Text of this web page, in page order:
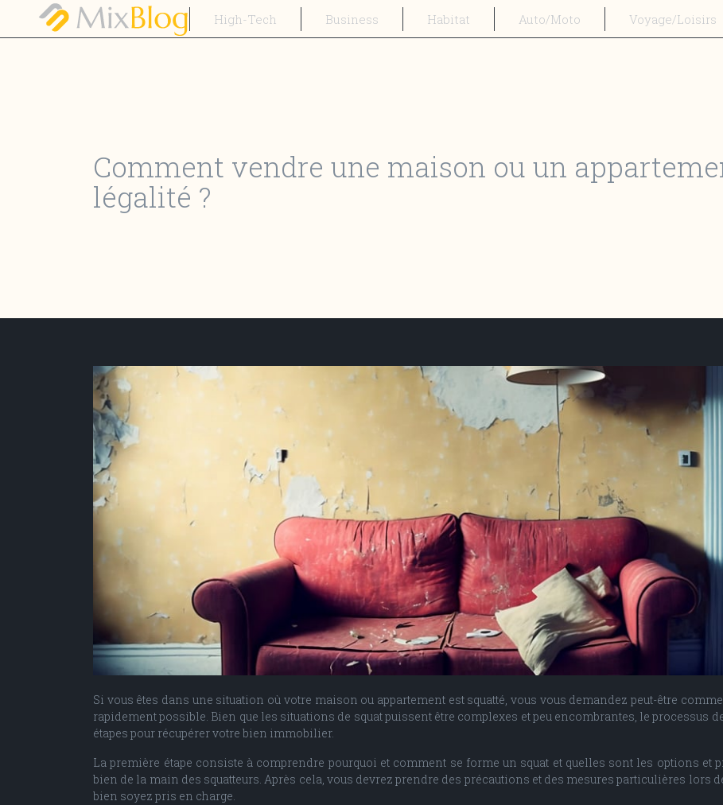
High-Tech Business Habitat Auto/Moto Voyage/Loisirs
Comment vendre une maison ou un
légalité ?
Si vous êtes dans une situation où votre maison ou appartement est squatté, vous vous demandez peut-être
rapidement possible. Bien que les situations de squat puissent être complexes et peu encombrantes, le processus
étapes pour récupérer votre bien immobilier.
La première étape consiste à comprendre pourquoi et comment se forme un squat et quelles sont les options et
bien de la main des squatteurs. Après cela, vous devrez prendre des précautions et des mesures particulières lors
bien soyez pris en charge.